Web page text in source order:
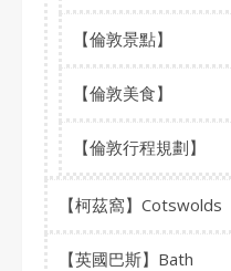
【倫敦景點】
【倫敦美食】
【倫敦行程規劃】
【柯茲窩】Cotswolds
【英國巴斯】Bath